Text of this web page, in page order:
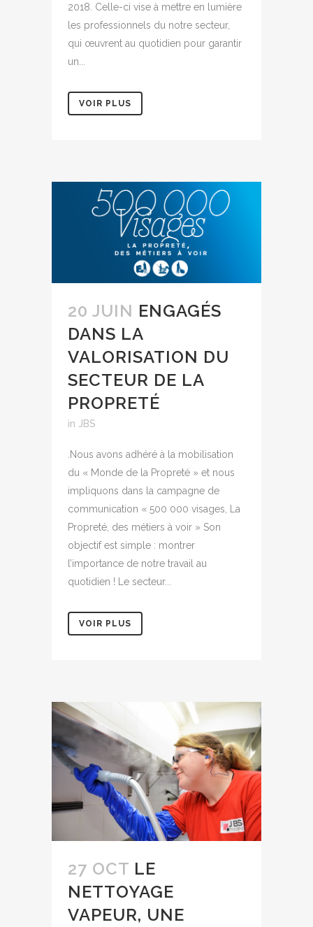
2018. Celle-ci vise à mettre en lumière
les professionnels du notre secteur,
qui œuvrent au quotidien pour garantir
un...
VOIR PLUS
20 JUIN ENGAGÉS
DANS LA
VALORISATION DU
SECTEUR DE LA
PROPRETÉ
in JBS
.Nous avons adhéré à la mobilisation
du « Monde de la Propreté » et nous
impliquons dans la campagne de
communication « 500 000 visages, La
Propreté, des métiers à voir » Son
objectif est simple : montrer
l’importance de notre travail au
quotidien ! Le secteur...
VOIR PLUS
27 OCT LE
NETTOYAGE
VAPEUR, UNE